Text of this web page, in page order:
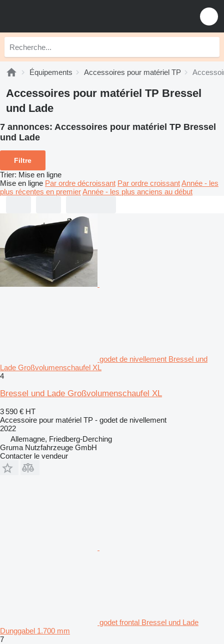
Équipements Accessoires pour matériel TP
Accessoires pour matériel TP Bressel
und Lade
7 annonces: Accessoires pour matériel TP Bressel
und Lade
Filtre
Trier: Mise en ligne
Mise en ligne Par ordre décroissant Par ordre croissantAnnée - les
plus récentes en premierAnnée - les plus anciens au début
godet de nivellement Bressel und
Lade Großvolumenschaufel XL
4
Bressel und Lade Großvolumenschaufel XL
3 590 € HT
Accessoire pour matériel TP - godet de nivellement
2022
Allemagne, Friedberg-Derching
Gruma Nutzfahrzeuge GmbH
Contacter le vendeur
godet frontal Bressel und Lade
Dunggabel 1.700 mm
7